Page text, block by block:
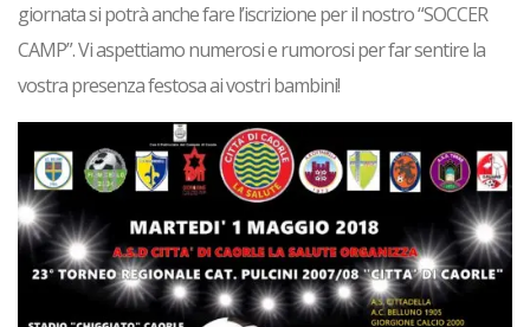
giornata si potrà anche fare l’iscrizione per il nostro “SOCCER
CAMP”. Vi aspettiamo numerosi e rumorosi per far sentire la
vostra presenza festosa ai vostri bambini!